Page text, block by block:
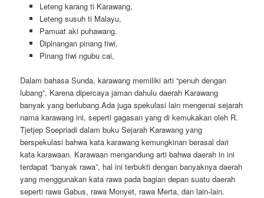
Leteng karang ti Karawang,
Leteng susuh ti Malayu,
Pamuat aki puhawang.
Dipinangan pinang tiwi,
Pinang tiwi ngubu cai,
Dalam bahasa Sunda, karawang memiliki arti “penuh dengan
lubang”. Karena dipercaya jaman dahulu daerah Karawang
banyak yang berlubang.Ada juga spekulasi lain mengenai sejarah
nama karawang ini, seperti gagasan yang di kemukakan oleh R.
Tjetjep Soepriadi dalam buku Sejarah Karawang yang
berspekulasi bahwa kata karawang kemungkinan berasal dari
kata karawaan. Karawaan mengandung arti bahwa daerah in ini
terdapat “banyak rawa”, hal ini terbukti dengan banyaknya daerah
yang menggunakan kata rawa pada bagian depan suatu daerah
seperti rawa Gabus, rawa Monyet, rawa Merta, dan lain-lain.